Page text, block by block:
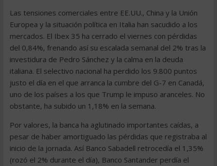
Las tensiones comerciales entre EE.UU., China y la Unión
Europea y la situación política en Italia han sacudido a los
mercados. El Ibex 35 ha cerrado el viernes con pérdidas
del 0,84%, frenando así su escalada semanal del 2% tras la
investidura de Pedro Sánchez y la calma en la deuda
italiana. El selectivo nacional ha perdido los 9.800 puntos
justo el día en el que arranca la cumbre del G-7 en Canadá,
uno de los países a los que Trump le impuso aranceles. No
obstante, ha subido un 1,18% en la semana.
Por valores, la banca ha aglutinado importantes caídas, a
pesar de haber amortiguado las pérdidas que registraba al
inicio de la jornada. Así Banco Sabadell retrocedía el 1,35%
(rozó el 2% durante el día), Banco Santander perdía el